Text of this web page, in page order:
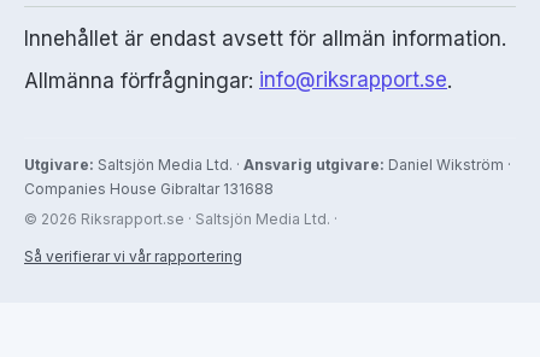
Innehållet är endast avsett för allmän information.
Allmänna förfrågningar: info@riksrapport.se.
Utgivare: Saltsjön Media Ltd. · Ansvarig utgivare: Daniel Wikström ·
Companies House Gibraltar 131688
© 2026 Riksrapport.se · Saltsjön Media Ltd. ·
Så verifierar vi vår rapportering